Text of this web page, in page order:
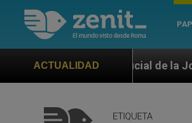
ACTUALIDAD
de la Jornada Mundial de la
ETIQUETA